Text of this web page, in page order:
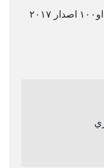
عايز مبلغ سوداني كبير شمالي الفئه ٥٠ او١٠٠ اصدار ٢٠١٧